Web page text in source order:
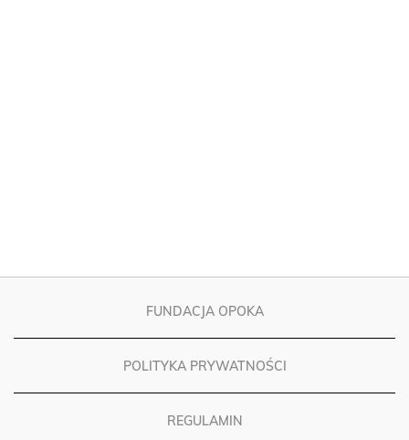
FUNDACJA OPOKA
POLITYKA PRYWATNOŚCI
REGULAMIN